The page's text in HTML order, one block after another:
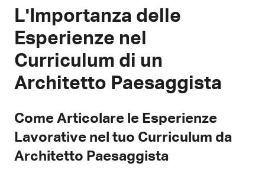
L'Importanza delle
Esperienze nel
Curriculum di un
Architetto Paesaggista
Come Articolare le Esperienze
Lavorative nel tuo Curriculum da
Architetto Paesaggista